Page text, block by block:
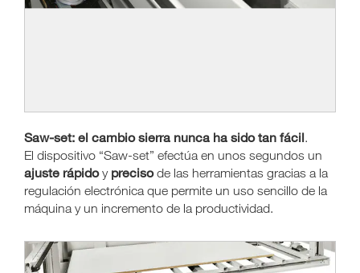
Saw-set: el cambio sierra nunca ha sido tan fácil.
El dispositivo “Saw-set” efectúa en unos segundos un
ajuste rápidoy precisode las herramientas gracias a la
regulación electrónica que permite un uso sencillo de la
máquina y un incremento de la productividad.